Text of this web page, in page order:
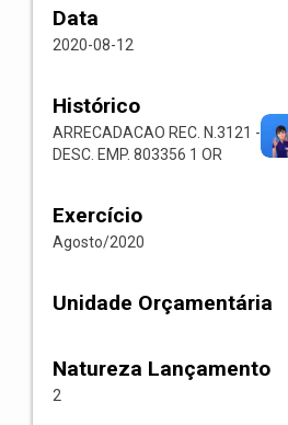
Data
2020-08-12
Histórico
ARRECADACAO REC. N.3121 --
DESC. EMP. 803356 1 OR
Exercício
Agosto/2020
Unidade Orçamentária
Natureza Lançamento
2